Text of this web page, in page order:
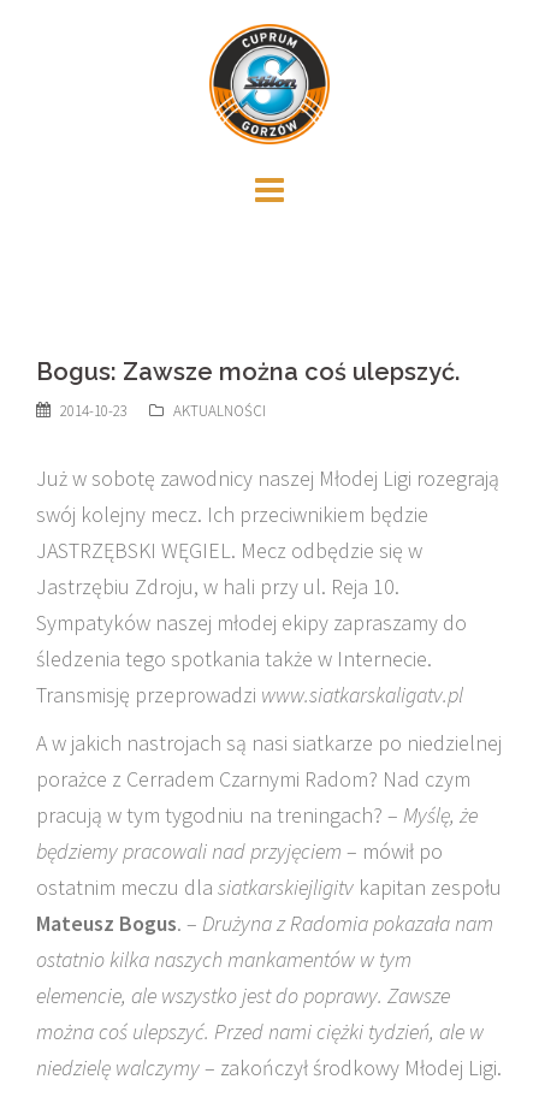
Bogus: Zawsze można coś ulepszyć.
2014-10-23 AKTUALNOŚCI
Już w sobotę zawodnicy naszej Młodej Ligi rozegrają
swój kolejny mecz. Ich przeciwnikiem będzie
JASTRZĘBSKI WĘGIEL. Mecz odbędzie się w
Jastrzębiu Zdroju, w hali przy ul. Reja 10.
Sympatyków naszej młodej ekipy zapraszamy do
śledzenia tego spotkania także w Internecie.
Transmisję przeprowadzi www.siatkarskaligatv.pl
A w jakich nastrojach są nasi siatkarze po niedzielnej
porażce z Cerradem Czarnymi Radom? Nad czym
pracują w tym tygodniu na treningach? – Myślę, że
będziemy pracowali nad przyjęciem – mówił po
ostatnim meczu dla siatkarskiejligitv kapitan zespołu
Mateusz Bogus. – Drużyna z Radomia pokazała nam
ostatnio kilka naszych mankamentów w tym
elemencie, ale wszystko jest do poprawy. Zawsze
można coś ulepszyć. Przed nami ciężki tydzień, ale w
niedzielę walczymy– zakończył środkowy Młodej Ligi.